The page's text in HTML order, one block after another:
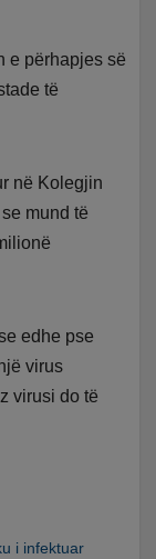
e përhapjes së
të
në Kolegjin
mund të
edhe pse
virus
virusi do të
i infektuar